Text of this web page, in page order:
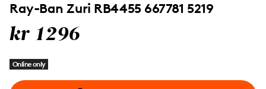
Ray-Ban Zuri RB4455 667781 5219
kr 1296
Online only